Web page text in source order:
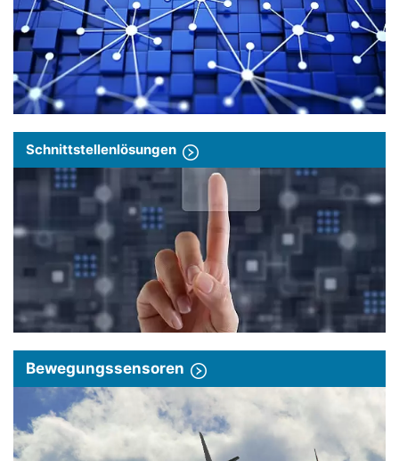
Schnittstellenlösungen
Bewegungssensoren